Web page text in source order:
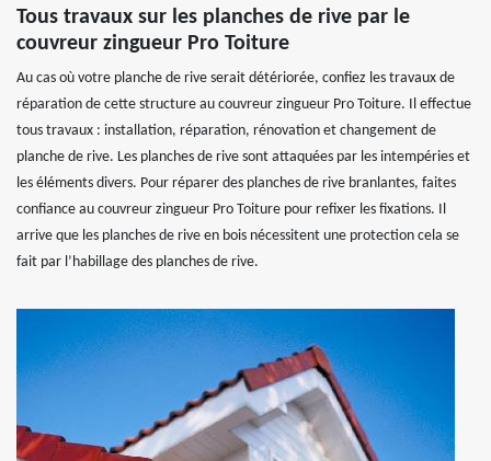
Tous travaux sur les planches de rive par le
couvreur zingueur Pro Toiture
Au cas où votre planche de rive serait détériorée, confiez les travaux de
réparation de cette structure au couvreur zingueur Pro Toiture. Il effectue
tous travaux : installation, réparation, rénovation et changement de
planche de rive. Les planches de rive sont attaquées par les intempéries et
les éléments divers. Pour réparer des planches de rive branlantes, faites
confiance au couvreur zingueur Pro Toiture pour refixer les fixations. Il
arrive que les planches de rive en bois nécessitent une protection cela se
fait par l’habillage des planches de rive.